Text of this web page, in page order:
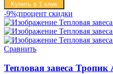
Купить в 1 клик
-9%;процент скидки
Сравнить
Тепловая завеса Тропик